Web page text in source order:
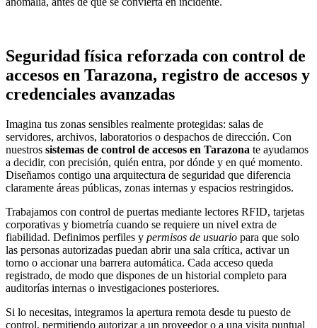
Seguridad física reforzada con control de
accesos en Tarazona, registro de accesos y
credenciales avanzadas
Imagina tus zonas sensibles realmente protegidas: salas de
servidores, archivos, laboratorios o despachos de dirección. Con
nuestros sistemas de control de accesos en Tarazona te ayudamos
a decidir, con precisión, quién entra, por dónde y en qué momento.
Diseñamos contigo una arquitectura de seguridad que diferencia
claramente áreas públicas, zonas internas y espacios restringidos.
Trabajamos con control de puertas mediante lectores RFID, tarjetas
corporativas y biometría cuando se requiere un nivel extra de
fiabilidad. Definimos perfiles y permisos de usuario para que solo
las personas autorizadas puedan abrir una sala crítica, activar un
torno o accionar una barrera automática. Cada acceso queda
registrado, de modo que dispones de un historial completo para
auditorías internas o investigaciones posteriores.
Si lo necesitas, integramos la apertura remota desde tu puesto de
control, permitiendo autorizar a un proveedor o a una visita puntual